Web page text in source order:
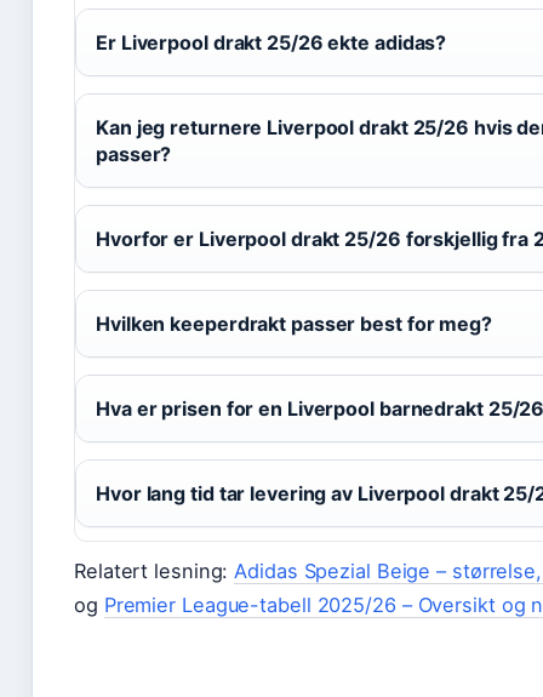
Er Liverpool drakt 25/26 ekte adidas?
Kan jeg returnere Liverpool drakt 25/26 hvis
passer?
Hvorfor er Liverpool drakt 25/26 forskjellig fra
Hvilken keeperdrakt passer best for meg?
Hva er prisen for en Liverpool barnedrakt 25/
Hvor lang tid tar levering av Liverpool drakt 25/
Relatert lesning:Adidas Spezial Beige –
og Premier League-tabell 2025/26 – Oversikt og